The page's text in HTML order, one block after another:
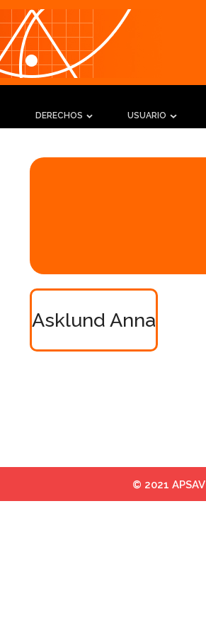
DERECHOS USUARIO
Asklund Anna
© 2021 APSAV